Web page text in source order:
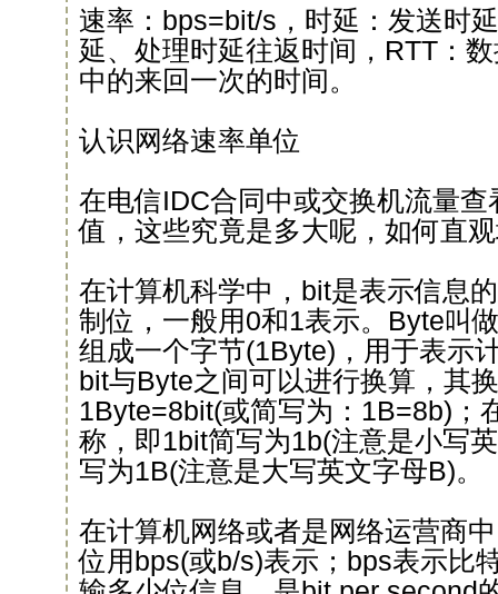
速率：bps=bit/s，时延：发送时
延、处理时延往返时间，RTT：
中的来回一次的时间。
认识网络速率单位
在电信IDC合同中或交换机流量
值，这些究竟是多大呢，如何直
在计算机科学中，bit是表示信息
制位，一般用0和1表示。Byte叫
组成一个字节(1Byte)，用于表示
bit与Byte之间可以进行换算，其
1Byte=8bit(或简写为：1B=8b)；
称，即1bit简写为1b(注意是小写
写为1B(注意是大写英文字母B)。
在计算机网络或者是网络运营商
位用bps(或b/s)表示；bps表示比